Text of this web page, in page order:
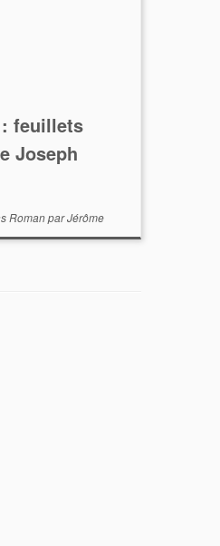
feuillets
Joseph
RomanparJérôme